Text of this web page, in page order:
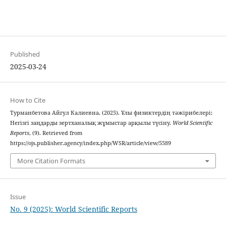
Published
2025-03-24
How to Cite
Турманбетова Айгул Калиевна. (2025). Ұлы физиктердің тәжірибелері:
Негізгі заңдарды зертханалық жұмыстар арқылы түсіну. World Scientific
Reports, (9). Retrieved from
https://ojs.publisher.agency/index.php/WSR/article/view/5589
More Citation Formats
Issue
No. 9 (2025): World Scientific Reports